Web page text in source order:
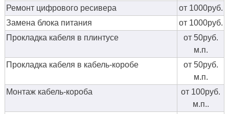
Ремонт цифрового ресивера
от 1000руб.
Замена блока питания
от 1000руб.
Прокладка кабеля в плинтусе
от 50руб.
м.п.
Прокладка кабеля в кабель-коробе
от 50руб.
м.п.
Монтаж кабель-короба
от 100руб.
м.п..